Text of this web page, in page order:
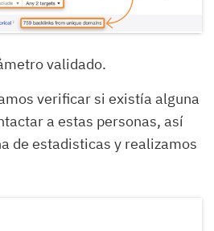
validado.
verificar si existía alguna
a estas personas, así
de estadisticas y realizamos